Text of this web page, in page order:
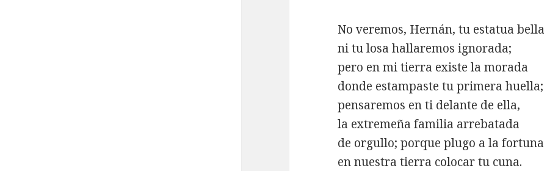
No veremos, Hernán, tu estatua bella
ni tu losa hallaremos ignorada;
pero en mi tierra existe la morada
donde estampaste tu primera huella;
pensaremos en ti delante de ella,
la extremeña familia arrebatada
de orgullo; porque plugo a la fortuna
en nuestra tierra colocar tu cuna.